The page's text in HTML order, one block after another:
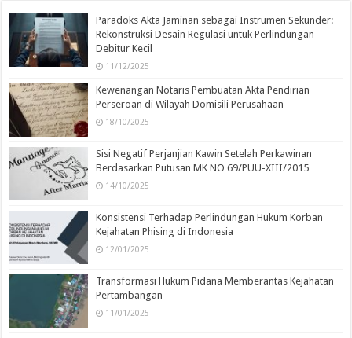
Paradoks Akta Jaminan sebagai Instrumen Sekunder:
Rekonstruksi Desain Regulasi untuk Perlindungan
Debitur Kecil
11/12/2025
Kewenangan Notaris Pembuatan Akta Pendirian
Perseroan di Wilayah Domisili Perusahaan
18/10/2025
Sisi Negatif Perjanjian Kawin Setelah Perkawinan
Berdasarkan Putusan MK NO 69/PUU-XIII/2015
14/10/2025
Konsistensi Terhadap Perlindungan Hukum Korban
Kejahatan Phising di Indonesia
12/01/2025
Transformasi Hukum Pidana Memberantas Kejahatan
Pertambangan
11/01/2025